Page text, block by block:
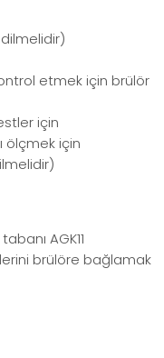
etmek için brülör
için
ölçmek için
AGK11
brülöre bağlamak